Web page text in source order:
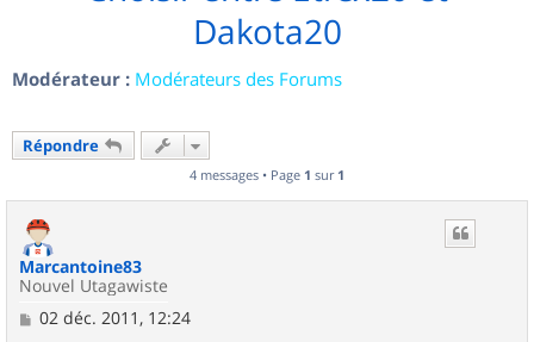
Dakota20
Modérateur : Modérateurs des Forums
Répondre
4 messages • Page 1 sur 1
Marcantoine83
Nouvel Utagawiste
M
02 déc. 2011, 12:24